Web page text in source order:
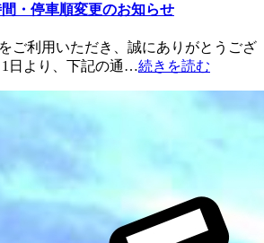
・停車順変更のお知らせ
ご利用いただき、誠にありがとうござ
1日より、下記の通…続きを読む